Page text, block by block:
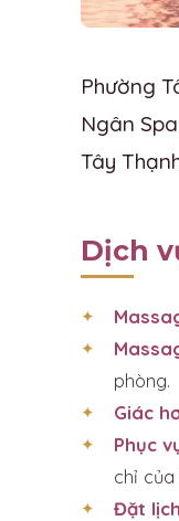
Phường
Ngân
Tây
Dịch
phòng.
Giác
Phục
chỉ của
Đặt